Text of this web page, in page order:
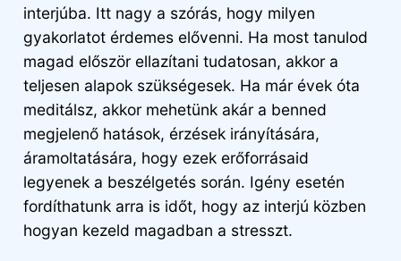
interjúba. Itt nagy a szórás, hogy milyen
gyakorlatot érdemes elővenni. Ha most tanulod
magad először ellazítani tudatosan, akkor a
teljesen alapok szükségesek. Ha már évek óta
meditálsz, akkor mehetünk akár a benned
megjelenő hatások, érzések irányítására,
áramoltatására, hogy ezek erőforrásaid
legyenek a beszélgetés során. Igény esetén
fordíthatunk arra is időt, hogy az interjú közben
hogyan kezeld magadban a stresszt.